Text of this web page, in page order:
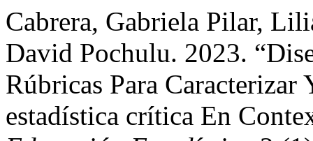
Cabrera, Gabriela Pilar,
David Pochulu. 2023.
Rúbricas Para
estadística crítica En